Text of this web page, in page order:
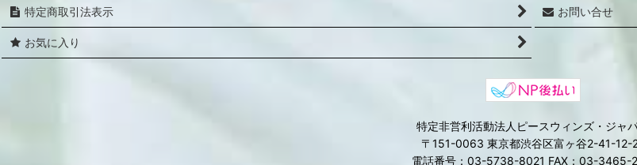
特定商取引法表示 お問い合せ
お気に入り
特定非営利活動法人ピースウィンズ・ジャ
〒151-0063 東京都渋谷区富ヶ谷2-41-12-
電話番号：03-5738-8021 FAX：03-3465-